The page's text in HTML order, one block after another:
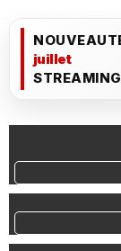
juillet
STREAMING